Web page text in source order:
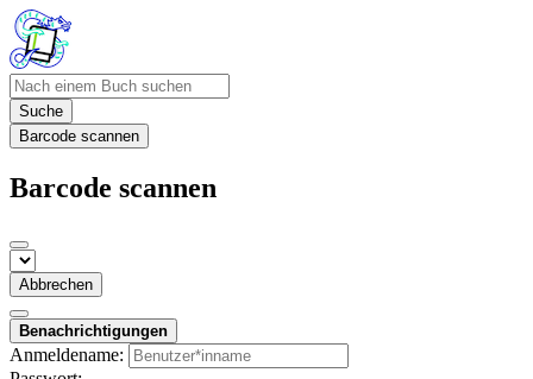
Suche
Barcode scannen
Barcode scannen
Abbrechen
Benachrichtigungen
Anmeldename: